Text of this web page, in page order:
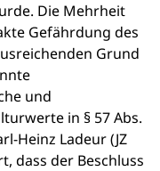
Die Mehrheit
Gefährdung des
Grund
und
in § 57 Abs.
Heinz Ladeur (JZ
dass der Beschluss